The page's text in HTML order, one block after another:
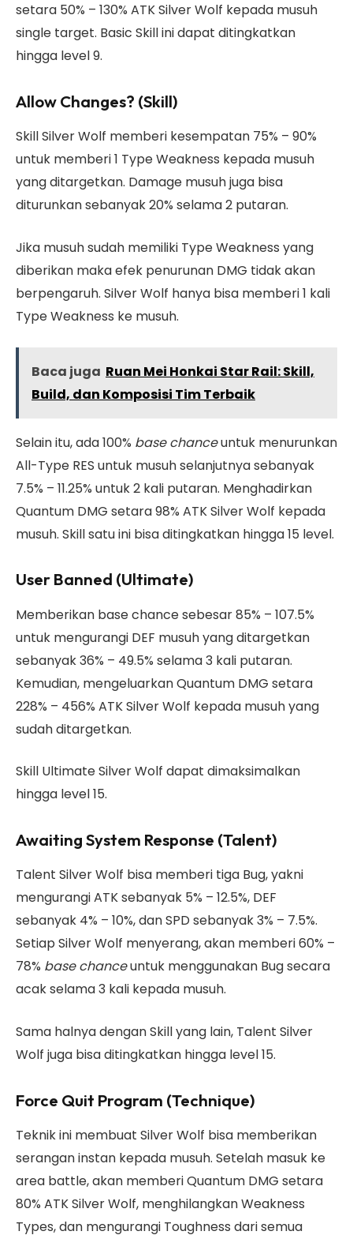
setara 50% – 130% ATK Silver Wolf kepada musuh
single target. Basic Skill ini dapat ditingkatkan
hingga level 9.
Allow Changes? (Skill)
Skill Silver Wolf memberi kesempatan 75% – 90%
untuk memberi 1 Type Weakness kepada musuh
yang ditargetkan. Damage musuh juga bisa
diturunkan sebanyak 20% selama 2 putaran.
Jika musuh sudah memiliki Type Weakness yang
diberikan maka efek penurunan DMG tidak akan
berpengaruh. Silver Wolf hanya bisa memberi 1 kali
Type Weakness ke musuh.
Baca juga Ruan Mei Honkai Star Rail: Skill,
Build, dan Komposisi Tim Terbaik
Selain itu, ada 100% base chanceuntuk menurunkan
All-Type RES untuk musuh selanjutnya sebanyak
7.5% – 11.25% untuk 2 kali putaran. Menghadirkan
Quantum DMG setara 98% ATK Silver Wolf kepada
musuh. Skill satu ini bisa ditingkatkan hingga 15 level.
User Banned (Ultimate)
Memberikan base chance sebesar 85% – 107.5%
untuk mengurangi DEF musuh yang ditargetkan
sebanyak 36% – 49.5% selama 3 kali putaran.
Kemudian, mengeluarkan Quantum DMG setara
228% – 456% ATK Silver Wolf kepada musuh yang
sudah ditargetkan.
Skill Ultimate Silver Wolf dapat dimaksimalkan
hingga level 15.
Awaiting System Response (Talent)
Talent Silver Wolf bisa memberi tiga Bug, yakni
mengurangi ATK sebanyak 5% – 12.5%, DEF
sebanyak 4% – 10%, dan SPD sebanyak 3% – 7.5%.
Setiap Silver Wolf menyerang, akan memberi 60% –
78% base chanceuntuk menggunakan Bug secara
acak selama 3 kali kepada musuh.
Sama halnya dengan Skill yang lain, Talent Silver
Wolf juga bisa ditingkatkan hingga level 15.
Force Quit Program (Technique)
Teknik ini membuat Silver Wolf bisa memberikan
serangan instan kepada musuh. Setelah masuk ke
area battle, akan memberi Quantum DMG setara
80% ATK Silver Wolf, menghilangkan Weakness
Types, dan mengurangi Toughness dari semua